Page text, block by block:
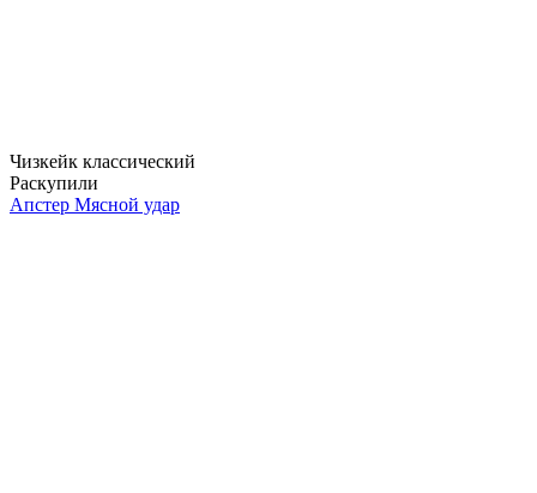
Чизкейк классический
Раскупили
Апстер Мясной удар